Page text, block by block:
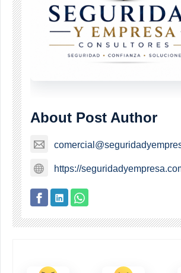
About Post Author
https://